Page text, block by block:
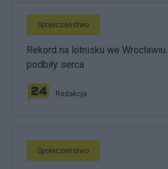
Społeczeństwo
Rekord na lotnisku we
podbiły serca
Redakcja
Społeczeństwo